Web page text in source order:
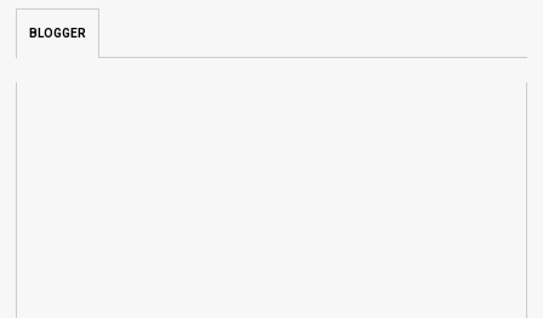
BLOGGER